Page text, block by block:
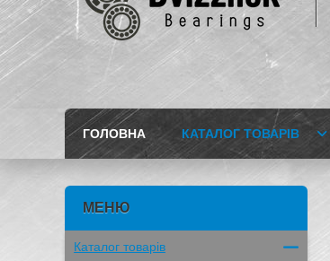
ГОЛОВНА КАТАЛОГ ТОВАРІВ
Каталог товарів